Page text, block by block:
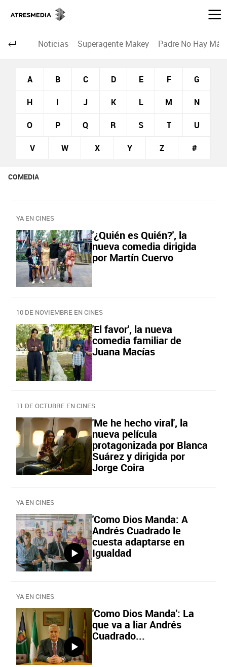
Noticias Superagente Makey Padre No Hay
A B C D E F G
H I J K L M N
O P Q R S T U
V W X Y Z #
COMEDIA
YA EN CINES
'¿Quién es Quién?', la
nueva comedia dirigida
por Martín Cuervo
10 DE NOVIEMBRE EN CINES
'El favor', la nueva
comedia familiar de
Juana Macías
11 DE OCTUBRE EN CINES
'Me he hecho viral', la
nueva película
protagonizada por Blanca
Suárez y dirigida por
Jorge Coira
YA EN CINES
'Como Dios Manda: A
Andrés Cuadrado le
cuesta adaptarse en
Igualdad
YA EN CINES
'Como Dios Manda': La
que va a liar Andrés
Cuadrado...